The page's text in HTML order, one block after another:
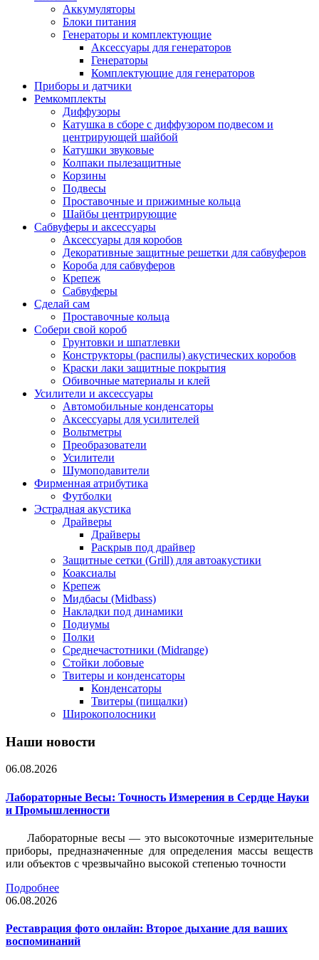
Аккумуляторы
Блоки питания
Генераторы и комплектующие
Аксессуары для генераторов
Генераторы
Комплектующие для генераторов
Приборы и датчики
Ремкомплекты
Диффузоры
Катушка в сборе с диффузором подвесом и
центрирующей шайбой
Катушки звуковые
Колпаки пылезащитные
Корзины
Подвесы
Проставочные и прижимные кольца
Шайбы центрирующие
Сабвуферы и аксессуары
Аксессуары для коробов
Декоративные защитные решетки для сабвуферов
Короба для сабвуферов
Крепеж
Сабвуферы
Сделай сам
Проставочные кольца
Собери свой короб
Грунтовки и шпатлевки
Конструкторы (распилы) акустических коробов
Краски лаки защитные покрытия
Обивочные материалы и клей
Усилители и аксессуары
Автомобильные конденсаторы
Аксессуары для усилителей
Вольтметры
Преобразователи
Усилители
Шумоподавители
Фирменная атрибутика
Футболки
Эстрадная акустика
Драйверы
Драйверы
Раскрыв под драйвер
Защитные сетки (Grill) для автоакустики
Коаксиалы
Крепеж
Мидбасы (Midbass)
Накладки под динамики
Подиумы
Полки
Среднечастотники (Midrange)
Стойки лобовые
Твитеры и конденсаторы
Конденсаторы
Твитеры (пищалки)
Широкополосники
Наши новости
06.08.2026
Лабораторные Весы: Точность Измерения в Сердце Науки
и Промышленности
Лабораторные весы — это высокоточные измерительные
приборы, предназначенные для определения массы веществ
или объектов с чрезвычайно высокой степенью точности
Подробнее
06.08.2026
Реставрация фото онлайн: Второе дыхание для ваших
воспоминаний